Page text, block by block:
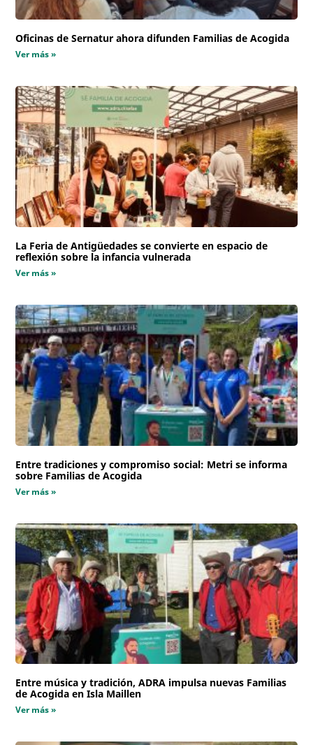
Oficinas de Sernatur ahora difunden Familias de Acogida
Ver más »
La Feria de Antigüedades se convierte en espacio de
reflexión sobre la infancia vulnerada
Ver más »
Entre tradiciones y compromiso social: Metri se informa
sobre Familias de Acogida
Ver más »
Entre música y tradición, ADRA impulsa nuevas Familias
de Acogida en Isla Maillen
Ver más »